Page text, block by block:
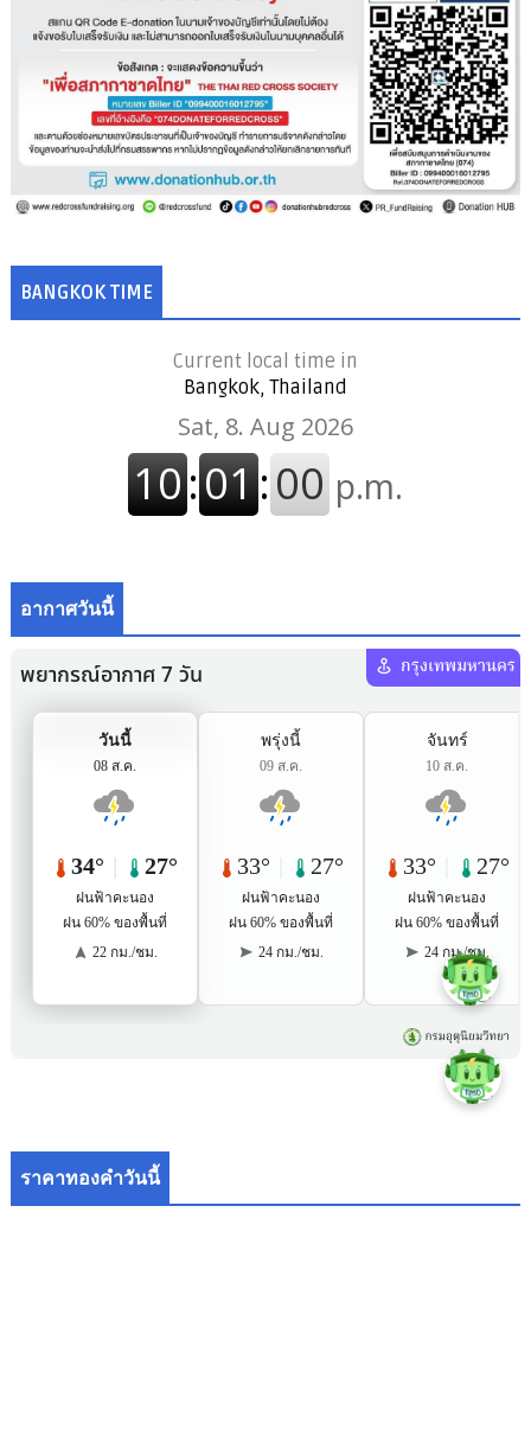
BANGKOK TIME
Current local time in
Bangkok, Thailand
อากาศวันนี้
ราคาทองคำวันนี้